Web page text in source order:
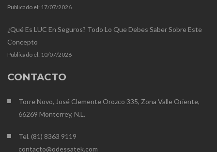
Publicado el: 17/07/2026
¿Qué Es LUC En Seguros? Todo Lo Que Debes Saber Sobre Este
Concepto
Publicado el: 10/07/2026
CONTACTO
Torre Novo, José Clemente Orozco 335, Zona Valle Oriente,
66269 Monterrey, N.L.
Tel. (81) 8363 9119
contacto@odessatek.com